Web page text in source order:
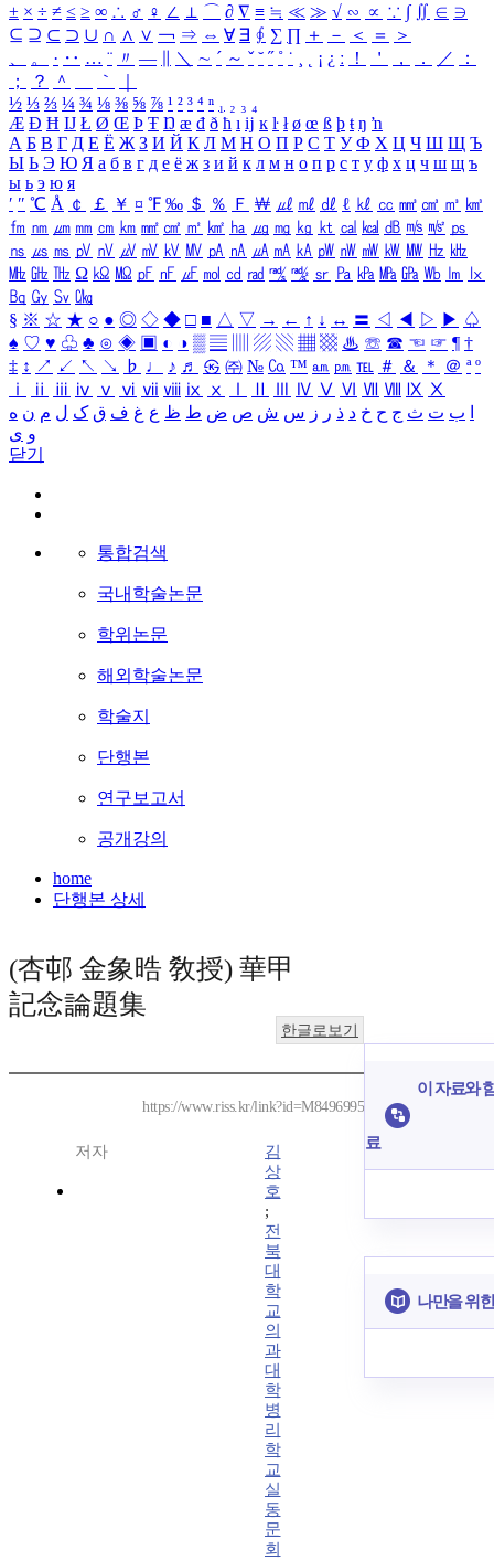
± × ÷ ≠ ≤ ≥ ∞ ∴ ♂ ♀ ∠ ⊥ ⌒ ∂ ∇ ≡ ≒ ≪ ≫ √ ∽ ∝ ∵ ∫ ∬ ∈ ∋
⊆ ⊇ ⊂ ⊃ ∪ ∩ ∧ ∨ ￢ ⇒ ⇔ ∀ ∃ ∮ ∑ ∏ ＋ － ＜ ＝
＞
、
。 · ‥ … ¨ 〃 ― ＼ ∼ ´ ～ ˇ ˘ ˝ ˚ ˙ ¸ ¡ ¿ ː ！ ＇ ， ． ／
：
；
？ ＾ ｀
½ ⅓ ⅔ ¼ ¾ ⅛ ⅜ ⅝ ⅞ ¹ ² ³ ⁴ ⁿ ₁ ₂ ₃ ₄
Æ Ð Ħ Ĳ Ł Ø Œ Þ Ŧ Ŋ æ đ ð ħ ı ĳ ĸ ŀ ł ø œ ß þ ŧ ŋ ŉ
А Б В Г Д Е Ё Ж З И Й К Л М Н О П Р С Т У Ф Х Ц Ч Ш Щ Ъ
Ы Ь Э Ю Я а б в г д е ё ж з и й к л м н о п р с т у ф х ц ч ш щ ъ
ы ь э ю я
′ ″ ℃ Å ￠ ￡ ￥ ¤ ℉ ‰ ＄ ％ Ｆ ￦ ㎕ ㎖ ㎗ ℓ ㎘ ㏄ ㎣ ㎤ ㎥ ㎦
㎙ ㎚ ㎛ ㎜ ㎝ ㎞ ㎟ ㎠ ㎡ ㎢ ㏊ ㎍ ㎎ ㎏ ㏏ ㎈ ㎉ ㏈ ㎧ ㎨ ㎰
㎱ ㎲ ㎳ ㎴ ㎵ ㎶ ㎷ ㎸ ㎹ ㎀ ㎁ ㎂ ㎃ ㎄ ㎺ ㎻ ㎽ ㎾ ㎿ ㎐ ㎑
㎒ ㎓ ㎔ Ω ㏀ ㏁ ㎊ ㎋ ㎌ ㏖ ㏅ ㎭ ㎮ ㎯ ㏛ ㎩ ㎪ ㎫ ㎬ ㏝ ㏐
㏓
㏃ ㏉ ㏜ ㏆
§ ※ ☆ ★ ○ ● ◎ ◇ ◆ □ ■ △ ▽ → ← ↑ ↓ ↔ 〓 ◁ ◀ ▷ ▶ ♤
♠ ♡ ♥ ♧ ♣ ⊙ ◈ ▣ ◐ ◑ ▒ ▤ ▨ ▧ ▦ ▩ ♨ ☏ ☎ ☜ ☞ ¶ †
‡ ↕ ↗ ↙ ↖ ↘ ♭ ♩ ♪ ♬ ㉿ ㈜ № ㏇ ™ ㏂ ㏘ ℡ ＃ ＆ ＊ ＠ ª º
ⅰ
ⅱ ⅲ ⅳ ⅴ ⅵ ⅶ ⅷ ⅸ ⅹ Ⅳ Ⅴ Ⅵ Ⅶ Ⅷ Ⅸ Ⅹ
ب ت ث ج ح خ د ذ ر ز س ش ص ض ط ظ ع غ ف ق ک ل م ن ه
و ی
닫기
통합검색
국내학술논문
학위논문
해외학술논문
학술지
단행본
연구보고서
공개강의
home
단행본 상세
(杏邨 金象晧 敎授) 華甲
記念論題集
한글로보기
https://www.riss.kr/link?id=M8496995
저자
김
상
호
;
전
북
대
학
교
의
과
대
학
병
리
학
교
실
동
문
회
이 자료와
료
나만을 위